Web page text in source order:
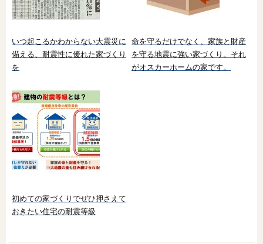
いつ起こるかわからない大震災に
備える、耐震性に優れた家づくり
を
命を守るだけでなく、家族と財産
を守る地震に強い家づくり。それ
がオスカーホームの家です。
初めての家づくりでぜひ押さえて
おきたい住宅の耐震等級